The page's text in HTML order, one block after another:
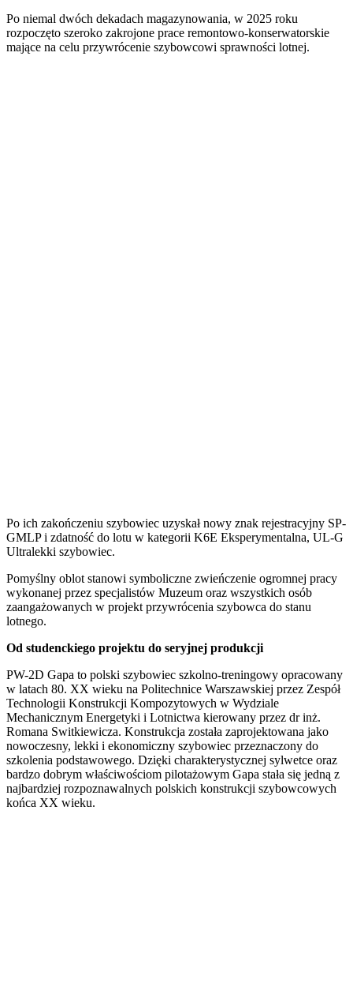
Po niemal dwóch dekadach magazynowania, w 2025 roku
rozpoczęto szeroko zakrojone prace remontowo-konserwatorskie
mające na celu przywrócenie szybowcowi sprawności lotnej.
Po ich zakończeniu szybowiec uzyskał nowy znak rejestracyjny SP-
GMLP i zdatność do lotu w kategorii K6E Eksperymentalna, UL-G
Ultralekki szybowiec.
Pomyślny oblot stanowi symboliczne zwieńczenie ogromnej pracy
wykonanej przez specjalistów Muzeum oraz wszystkich osób
zaangażowanych w projekt przywrócenia szybowca do stanu
lotnego.
Od studenckiego projektu do seryjnej produkcji
PW-2D Gapa to polski szybowiec szkolno-treningowy opracowany
w latach 80. XX wieku na Politechnice Warszawskiej przez Zespół
Technologii Konstrukcji Kompozytowych w Wydziale
Mechanicznym Energetyki i Lotnictwa kierowany przez dr inż.
Romana Switkiewicza. Konstrukcja została zaprojektowana jako
nowoczesny, lekki i ekonomiczny szybowiec przeznaczony do
szkolenia podstawowego. Dzięki charakterystycznej sylwetce oraz
bardzo dobrym właściwościom pilotażowym Gapa stała się jedną z
najbardziej rozpoznawalnych polskich konstrukcji szybowcowych
końca XX wieku.